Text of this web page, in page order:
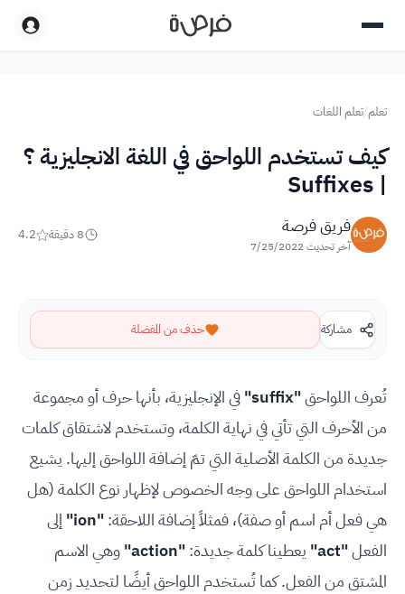
تعلم/تعلم اللغات
كيف تستخدم اللواحق في اللغة الانجليزية ؟
| Suffixes
فريق فرصة
آخر تحديث7/25/2022
8 دقيقة 4.2
مشاركة حذف من المفضلة
تُعرف اللواحق"suffix"
في الإنجليزية، بأنها حرف أو مجموعة
من الأحرف التي تأتي في نهاية الكلمة، وتستخدم لاشتقاق كلمات
جديدة من الكلمة الأصلية التي تمّ إضافة اللواحق إليها. يشيع
استخدام اللواحق على وجه الخصوص لإظهار نوع الكلمة (هل
هي فعل أم اسم أو صفة)، فمثلاً إضافة اللاحقة:"ion"
إلى
الفعل"act" يعطينا كلمة جديدة:"action"
وهي الاسم
المشتق من الفعل. كما تُستخدم اللواحق أيضًا لتحديد زمن